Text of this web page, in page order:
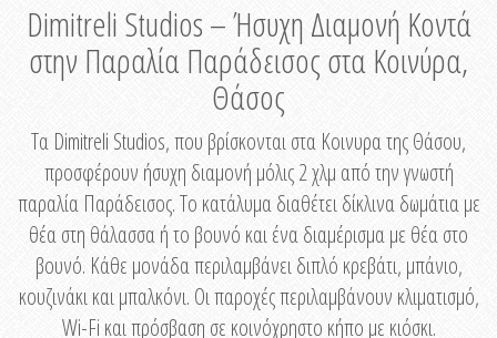
Dimitreli Studios – Ήσυχη Διαμονή Κοντά
στην Παραλία Παράδεισος στα Κοινύρα,
Θάσος
Τα Dimitreli Studios, που βρίσκονται στα Κοινυρα της Θάσου,
προσφέρουν ήσυχη διαμονή μόλις 2 χλμ από την γνωστή
παραλία Παράδεισος. Το κατάλυμα διαθέτει δίκλινα δωμάτια με
θέα στη θάλασσα ή το βουνό και ένα διαμέρισμα με θέα στο
βουνό. Κάθε μονάδα περιλαμβάνει διπλό κρεβάτι, μπάνιο,
κουζινάκι και μπαλκόνι. Οι παροχές περιλαμβάνουν κλιματισμό,
Wi-Fi και πρόσβαση σε κοινόχρηστο κήπο με κιόσκι.